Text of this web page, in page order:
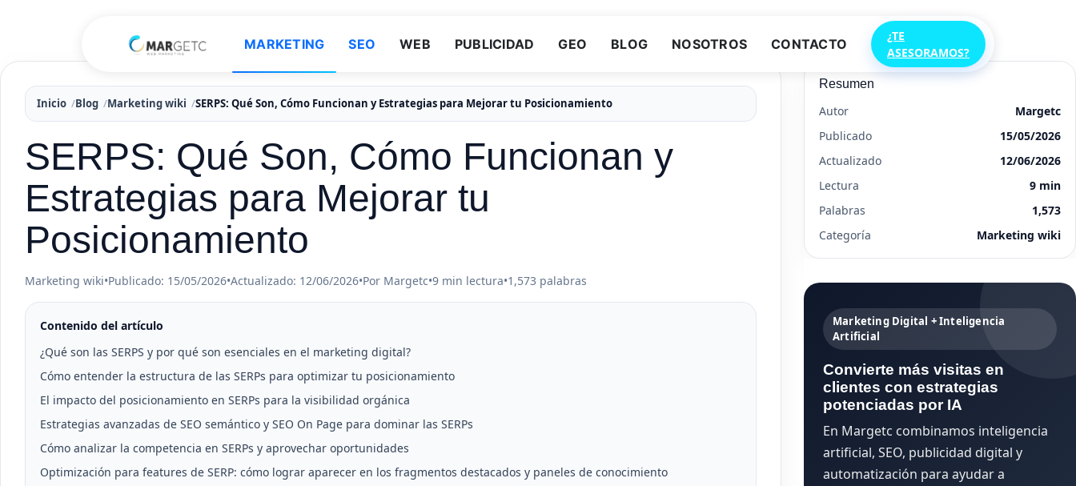
MARKETING SEO WEB PUBLICIDAD GEO BLOG NOSOTROS CONTACTO
¿TE
ASESORAMOS?
Inicio Blog Marketing wiki SERPS: Qué Son, Cómo Funcionan y Estrategias para Mejorar tu Posicionamiento
SERPS: Qué Son, Cómo Funcionan y
Estrategias para Mejorar tu
Posicionamiento
Marketing wiki•Publicado: 15/05/2026•Actualizado: 12/06/2026•Por Margetc•9 min lectura•1,573 palabras
Contenido del artículo
¿Qué son las SERPS y por qué son esenciales en el marketing digital?
Cómo entender la estructura de las SERPs para optimizar tu posicionamiento
El impacto del posicionamiento en SERPs para la visibilidad orgánica
Estrategias avanzadas de SEO semántico y SEO On Page para dominar las SERPs
Cómo analizar la competencia en SERPs y aprovechar oportunidades
Optimización para features de SERP: cómo lograr aparecer en los fragmentos destacados y paneles de conocimiento
Resumen
Autor
Margetc
Publicado
15/05/2026
Actualizado
12/06/2026
Lectura
9 min
Palabras
1,573
Categoría
Marketing wiki
Marketing Digital + Inteligencia
Artificial
Convierte más visitas en
clientes con estrategias
potenciadas por IA
En Margetc combinamos inteligencia
artificial, SEO, publicidad digital y
automatización para ayudar a